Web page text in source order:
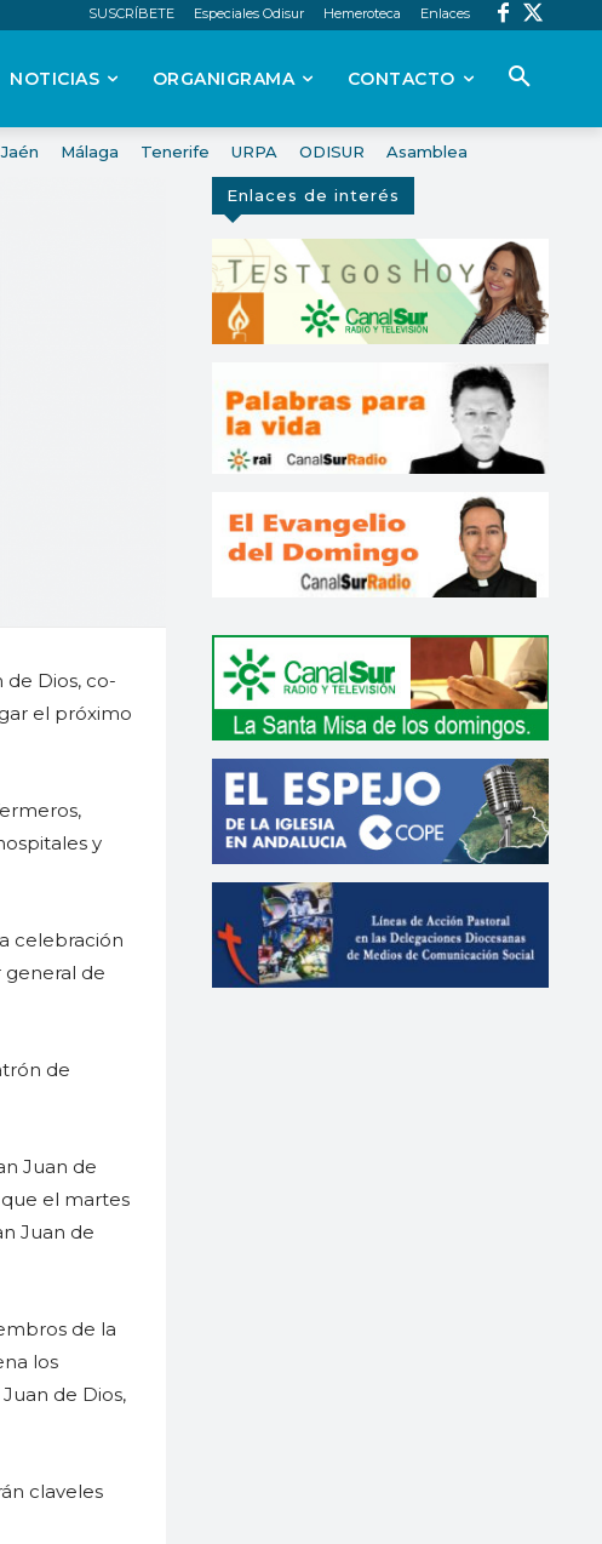
SUSCRÍBETE Especiales Odisur Hemeroteca Enlaces
NOTICIAS ORGANIGRAMA CONTACTO
Jaén Málaga Tenerife URPA ODISUR Asamblea
de Dios, co-
el próximo
y
celebración
general de
de
Juan de
el martes
Juan de
de la
los
de Dios,
claveles
Enlaces de interés